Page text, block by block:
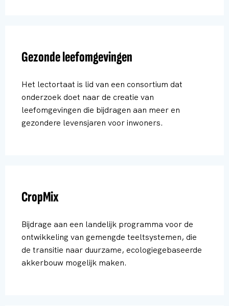
Gezonde leefomgevingen
Het lectortaat is lid van een consortium dat
onderzoek doet naar de creatie van
leefomgevingen die bijdragen aan meer en
gezondere levensjaren voor inwoners.
CropMix
Bijdrage aan een landelijk programma voor de
ontwikkeling van gemengde teeltsystemen, die
de transitie naar duurzame, ecologiegebaseerde
akkerbouw mogelijk maken.